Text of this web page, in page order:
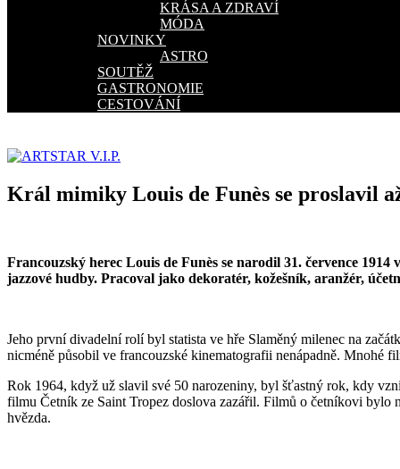
KRÁSA A ZDRAVÍ
MÓDA
NOVINKY
ASTRO
SOUTĚŽ
GASTRONOMIE
CESTOVÁNÍ
Král mimiky Louis de Funès se proslavil
Francouzský herec Louis de Funès se narodil 31. července
jazzové hudby. Pracoval jako dekoratér, kožešník, aranžér,
Jeho první divadelní rolí byl statista ve hře Slaměný milenec na
nicméně působil ve francouzské kinematografii nenápadně. Mnohé
Rok 1964, když už slavil své 50 narozeniny, byl šťastný rok, kdy
filmu Četník ze Saint Tropez doslova zazářil. Filmů o četníkovi
hvězda.